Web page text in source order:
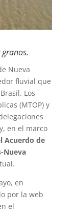
Nueva
fluvial que
Los
(MTOP) y
en el marco
Acuerdo de
Nueva
en
por la web
el